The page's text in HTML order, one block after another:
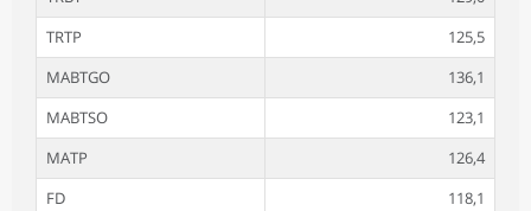
TRTP
125,5
MABTGO
136,1
MABTSO
123,1
MATP
126,4
FD
118,1